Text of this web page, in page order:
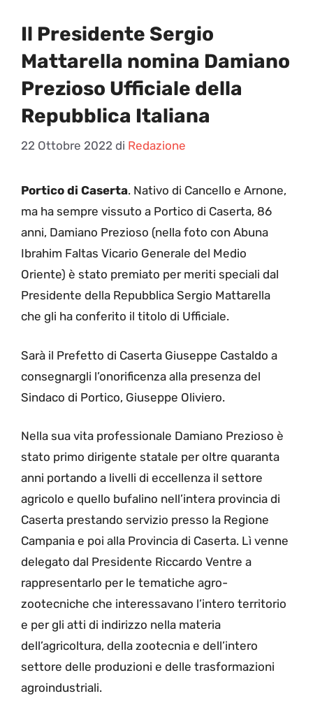
Il Presidente Sergio
Mattarella nomina Damiano
Prezioso Ufficiale della
Repubblica Italiana
22 Ottobre 2022 di Redazione
Portico di Caserta. Nativo di Cancello e Arnone,
ma ha sempre vissuto a Portico di Caserta, 86
anni, Damiano Prezioso (nella foto con Abuna
Ibrahim Faltas Vicario Generale del Medio
Oriente) è stato premiato per meriti speciali dal
Presidente della Repubblica Sergio Mattarella
che gli ha conferito il titolo di Ufficiale.
Sarà il Prefetto di Caserta Giuseppe Castaldo a
consegnargli l’onorificenza alla presenza del
Sindaco di Portico, Giuseppe Oliviero.
Nella sua vita professionale Damiano Prezioso è
stato primo dirigente statale per oltre quaranta
anni portando a livelli di eccellenza il settore
agricolo e quello bufalino nell’intera provincia di
Caserta prestando servizio presso la Regione
Campania e poi alla Provincia di Caserta. Lì venne
delegato dal Presidente Riccardo Ventre a
rappresentarlo per le tematiche agro-
zootecniche che interessavano l’intero territorio
e per gli atti di indirizzo nella materia
dell’agricoltura, della zootecnia e dell’intero
settore delle produzioni e delle trasformazioni
agroindustriali.